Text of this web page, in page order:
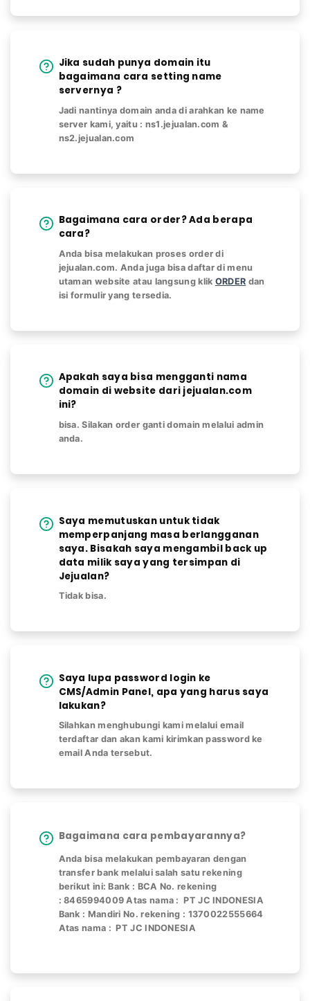
Jika sudah punya domain itu
bagaimana cara setting name
servernya ?
Jadi nantinya domain anda di arahkan ke name
server kami, yaitu : ns1.jejualan.com &
ns2.jejualan.com
Bagaimana cara order? Ada berapa
cara?
Anda bisa melakukan proses order di
jejualan.com. Anda juga bisa daftar di menu
utaman website atau langsung klik ORDER dan
isi formulir yang tersedia.
Apakah saya bisa mengganti nama
domain di website dari jejualan.com
ini?
bisa. Silakan order ganti domain melalui admin
anda.
Saya memutuskan untuk tidak
memperpanjang masa berlangganan
saya. Bisakah saya mengambil back up
data milik saya yang tersimpan di
Jejualan?
Tidak bisa.
Saya lupa password login ke
CMS/Admin Panel, apa yang harus saya
lakukan?
Silahkan menghubungi kami melalui email
terdaftar dan akan kami kirimkan password ke
email Anda tersebut.
Bagaimana cara pembayarannya?
Anda bisa melakukan pembayaran dengan
transfer bank melalui salah satu rekening
berikut ini: Bank : BCA No. rekening
: 8465994009 Atas nama : PT JC INDONESIA
Bank : Mandiri No. rekening : 1370022555664
Atas nama : PT JC INDONESIA